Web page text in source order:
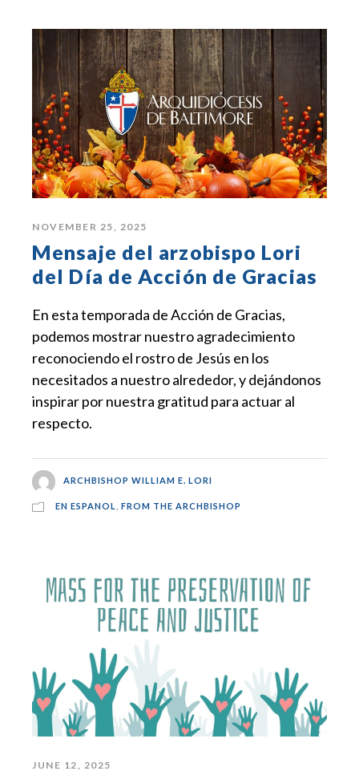
NOVEMBER 25, 2025
Mensaje del arzobispo Lori
del Día de Acción de Gracias
En esta temporada de Acción de Gracias,
podemos mostrar nuestro agradecimiento
reconociendo el rostro de Jesús en los
necesitados a nuestro alrededor, y dejándonos
inspirar por nuestra gratitud para actuar al
respecto.
ARCHBISHOP WILLIAM E. LORI
EN ESPANOL FROM THE ARCHBISHOP
JUNE 12, 2025